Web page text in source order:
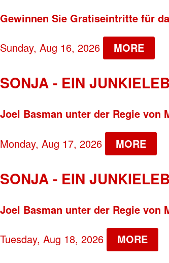
Gewinnen Sie Gratiseintritte für
Sunday, Aug 16, 2026 MORE
SONJA - EIN
Joel Basman unter der Regie von
Monday, Aug 17, 2026 MORE
SONJA - EIN
Joel Basman unter der Regie von
Tuesday, Aug 18, 2026 MORE